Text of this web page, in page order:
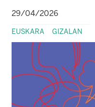
29/04/2026
EUSKARA GIZALAN